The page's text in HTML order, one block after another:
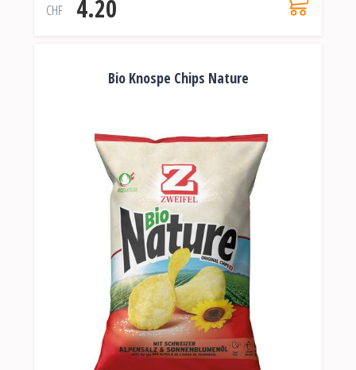
CHF 4.20
Bio Knospe Chips Nature